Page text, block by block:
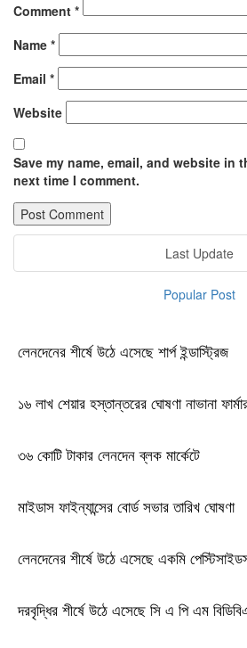
Comment *
Name *
Email *
Website
Save my name, email, and website in
next time I comment.
Last Update
Popular Post
লেনদেনের শীর্ষে উঠে এসেছে শার্প ইন্ডাস্ট্রিজ
১৬ লাখ শেয়ার হস্তান্তরের ঘোষণা নাভানা
৩৬ কোটি টাকার লেনদেন ব্লক মার্কেটে
মাইডাস ফাইন্যান্সের বোর্ড সভার তারিখ ঘোষণা
লেনদেনের শীর্ষে উঠে এসেছে একমি
দরবৃদ্ধির শীর্ষে উঠে এসেছে সি এ পি এম